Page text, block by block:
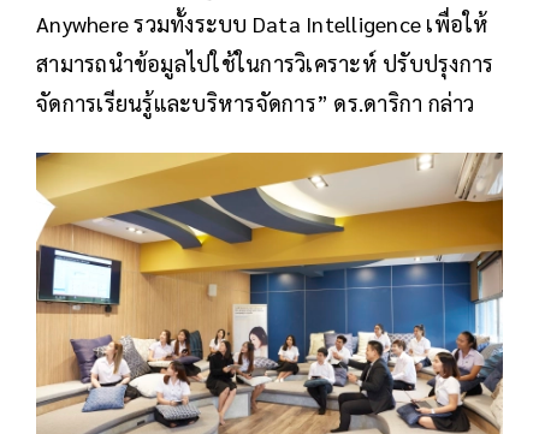
Anywhere รวมทั้งระบบ Data Intelligence เพื่อให้
สามารถนำข้อมูลไปใช้ในการวิเคราะห์ ปรับปรุงการ
จัดการเรียนรู้และบริหารจัดการ” ดร.ดาริกา กล่าว